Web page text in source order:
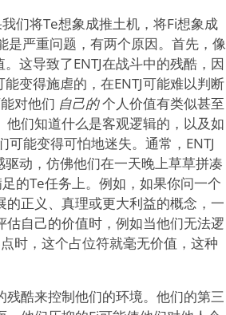
们将Te想象成推土机，将Fi想象成
是严重问题，有两个原因。首先，像
这导致了ENTJ在战斗中的残酷，因
变得施虐的，在ENTJ可能难以判断
对他们 自己的个人价值有类似甚至
他们知道什么是客观逻辑的，以及如
能变得可怕地迷失。通常，ENTJ
动，仿佛他们在一天晚上草草拼凑
的Te任务上。例如，如果你问一个
的正义、真理或更大利益的概念，一
估自己的价值时，例如当他们无法逻
时，这个占位符就毫无价值，这种
残酷来控制他们的环境。他们的第三